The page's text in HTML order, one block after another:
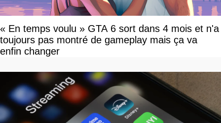
« En temps voulu » GTA 6 sort dans 4 mois et n'a
toujours pas montré de gameplay mais ça va
enfin changer